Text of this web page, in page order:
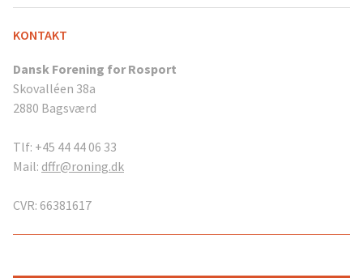
KONTAKT
Dansk Forening for Rosport
Skovalléen 38a
2880 Bagsværd
Tlf: +45 44 44 06 33
Mail: dffr@roning.dk
CVR: 66381617